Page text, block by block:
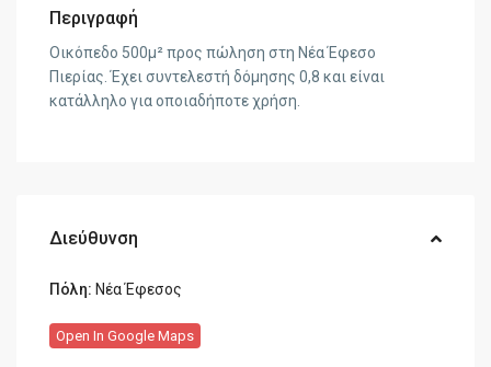
Περιγραφή
Οικόπεδο 500μ² προς πώληση στη Νέα Έφεσο
Πιερίας. Έχει συντελεστή δόμησης 0,8 και είναι
κατάλληλο για οποιαδήποτε χρήση.
Διεύθυνση
Πόλη: Νέα Έφεσος
Open In Google Maps